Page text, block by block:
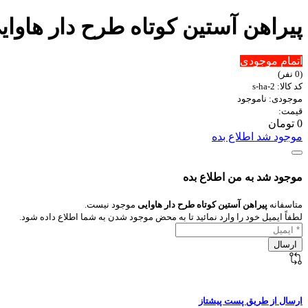
پیراهن آستین کوتاه طرح دار
اتمام موجودی
(0 نفر)
کد کالا: s-ha-2
موجودی: ناموجود
قیمت:
0 تومان
موجود شد اطلاع بده
موجود شد به من اطلاع بده
متاسفانه پیراهن آستین کوتاه طرح دار هاوایی موجود نیست.
لطفاً ایمیل خود را وارد نمائید تا به محض موجود شدن به شما اطلاع داده شود.
ارسال از طریق پست پیشتاز